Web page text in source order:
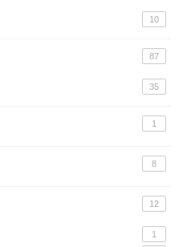
10
87
35
1
8
12
1